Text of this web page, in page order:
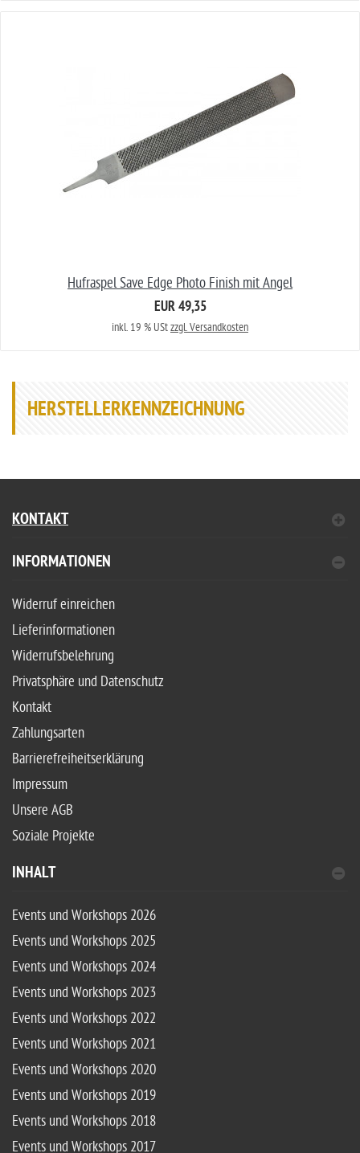
Hufraspel Save Edge Photo Finish mit Angel
EUR 49,35
inkl. 19 % UStzzgl. Versandkosten
HERSTELLERKENNZEICHNUNG
KONTAKT
INFORMATIONEN
Widerruf einreichen
Lieferinformationen
Widerrufsbelehrung
Privatsphäre und Datenschutz
Kontakt
Zahlungsarten
Barrierefreiheitserklärung
Impressum
Unsere AGB
Soziale Projekte
INHALT
Events und Workshops 2026
Events und Workshops 2025
Events und Workshops 2024
Events und Workshops 2023
Events und Workshops 2022
Events und Workshops 2021
Events und Workshops 2020
Events und Workshops 2019
Events und Workshops 2018
Events und Workshops 2017